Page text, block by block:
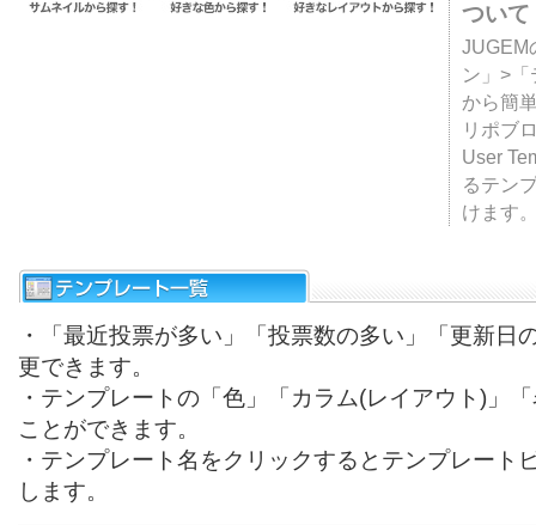
ついて
JUGEM
ン」>
から簡
リポブ
User
るテン
けます
・「最近投票が多い」「投票数の多い」「更新日
更できます。
・テンプレートの「色」「カラム(レイアウト)」
ことができます。
・テンプレート名をクリックするとテンプレート
します。